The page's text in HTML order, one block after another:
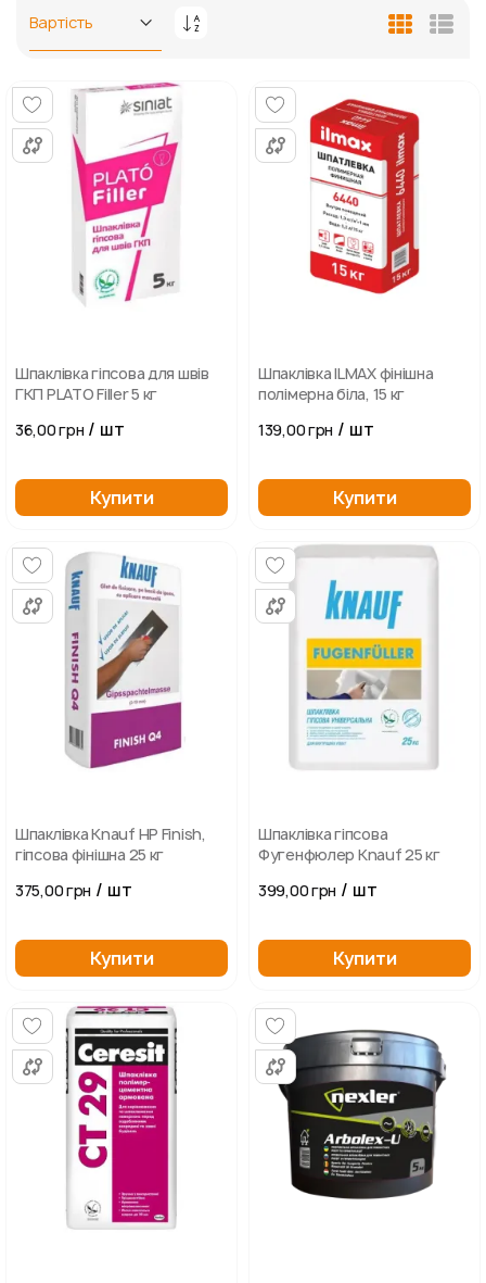
Сортувати
збільшення
Шпаклівка гіпсова для швів
ГКП PLATO Filler 5 кг
36,00 грн / шт
Купити
Шпаклівка ILMAX фінішна
полімерна біла, 15 кг
139,00 грн / шт
Купити
Шпаклівка Knauf HP Finish,
гіпсова фінішна 25 кг
375,00 грн / шт
Купити
Шпаклівка гіпсова
Фугенфюлер Knauf 25 кг
399,00 грн / шт
Купити